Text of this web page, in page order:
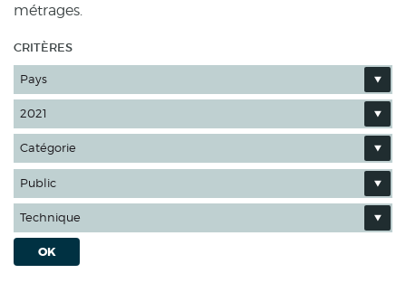
métrages.
CRITÈRES
Pays
2021
Catégorie
Public
Technique
OK